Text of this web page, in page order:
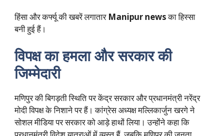
हिंसा और कर्फ्यू की खबरें लगातार Manipur newsका हिस्सा
बनी हुई हैं।
विपक्ष का हमला और सरकार की
जिम्मेदारी
मणिपुर की बिगड़ती स्थिति पर केंद्र सरकार और प्रधानमंत्री नरेंद्र
मोदी विपक्ष के निशाने पर हैं। कांग्रेस अध्यक्ष मल्लिकार्जुन खरगे ने
सोशल मीडिया पर सरकार को आड़े हाथों लिया। उन्होंने कहा कि